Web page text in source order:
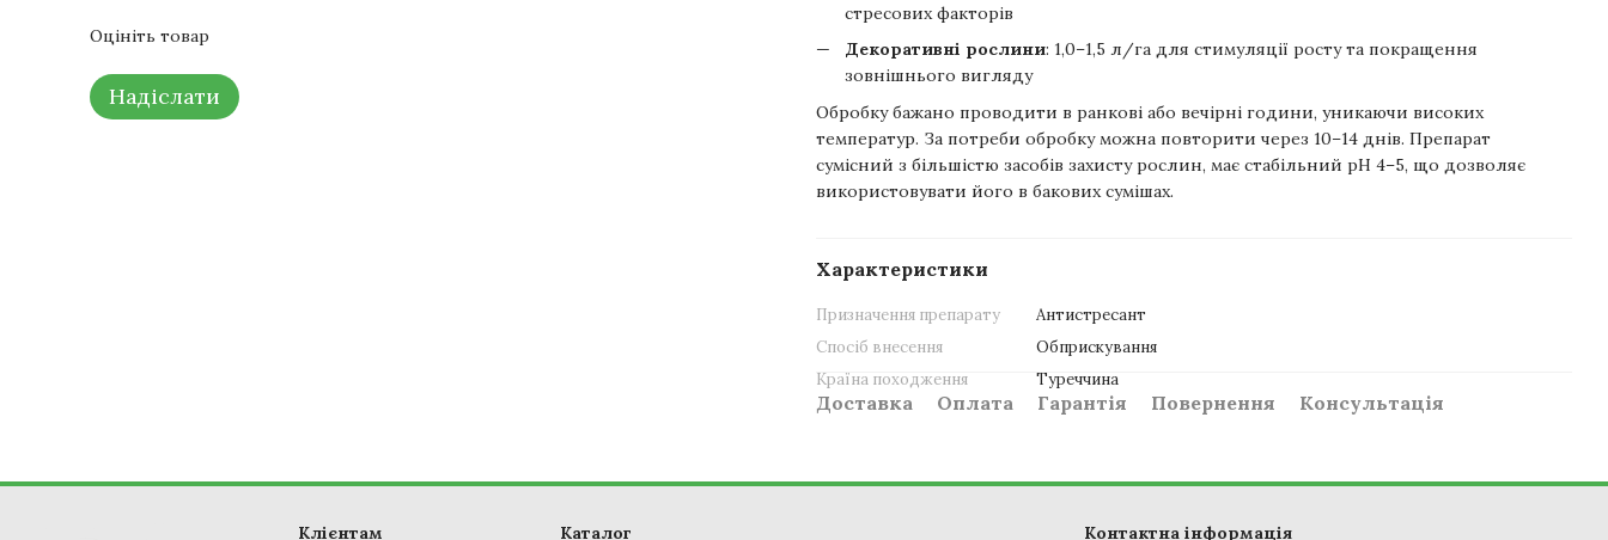
Оцініть товар
Надіслати
стресових факторів
Декоративні рослини: 1,0–1,5 л/га для стимуляції росту та покращення
зовнішнього вигляду
Обробку бажано проводити в ранкові або вечірні години, уникаючи високих
температур. За потреби обробку можна повторити через 10–14 днів. Препарат
сумісний з більшістю засобів захисту рослин, має стабільний pH 4–5, що дозволяє
використовувати його в бакових сумішах.
Характеристики
Призначення препарату
Антистресант
Спосіб внесення
Обприскування
Країна походження
Туреччина
Доставка Оплата Гарантія Повернення Консультація
Клієнтам Каталог Контактна інформація